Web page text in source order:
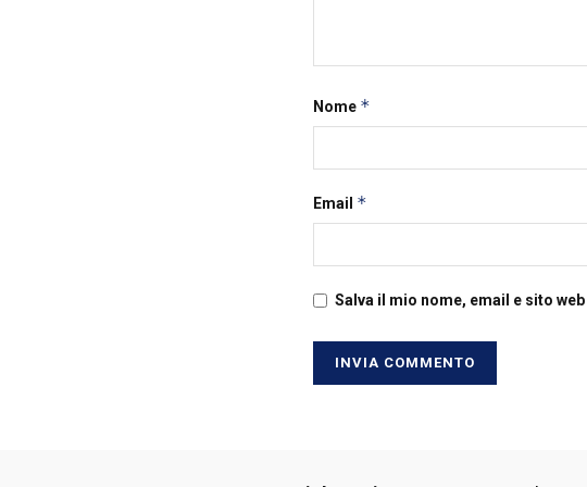
Nome *
Email *
Salva il mio nome, email e sito